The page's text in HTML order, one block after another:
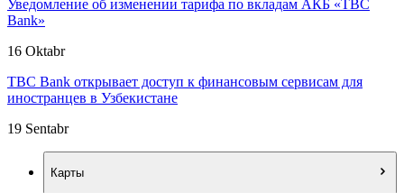
Уведомление об изменении тарифа по вкладам АКБ «TBC
Bank»
16 Oktabr
TBC Bank открывает доступ к финансовым сервисам для
иностранцев в Узбекистане
19 Sentabr
Карты